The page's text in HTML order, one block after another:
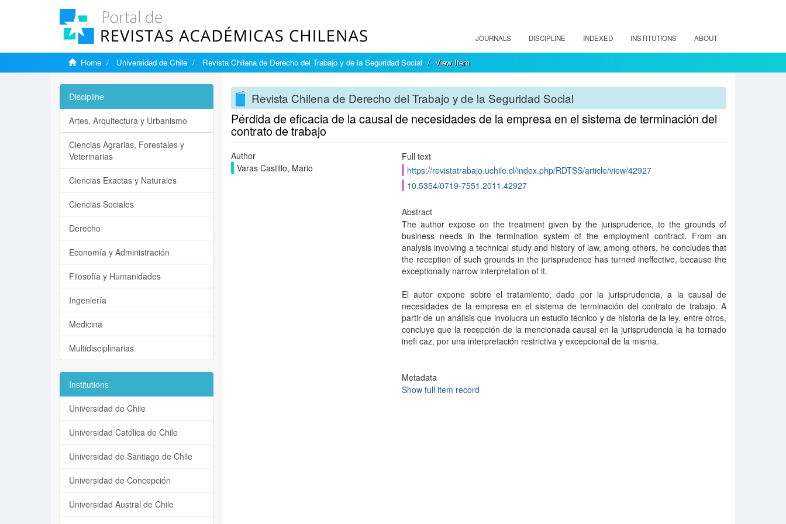
JOURNALS DISCIPLINE INDEXED INSTITUTIONS ABOUT
Home Universidad de Chile Revista Chilena de Derecho del Trabajo y de la Seguridad Social View Item
Revista Chilena de Derecho del Trabajo y de la Seguridad Social
Pérdida de eficacia de la causal de necesidades de la empresa en el sistema de terminación del
contrato de trabajo
Author
Varas Castillo, Mario
Full text
https://revistatrabajo.uchile.cl/index.php/RDTSS/article/view/42927
10.5354/0719-7551.2011.42927
Abstract
The author expose on the treatment given by the jurisprudence, to the grounds of
business needs in the termination system of the employment contract. From an
analysis involving a technical study and history of law, among others, he concludes that
the reception of such grounds in the jurisprudence has turned ineffective, because the
exceptionally narrow interpretation of it.
El autor expone sobre el tratamiento, dado por la jurisprudencia, a la causal de
necesidades de la empresa en el sistema de terminación del contrato de trabajo. A
partir de un análisis que involucra un estudio técnico y de historia de la ley, entre otros,
concluye que la recepción de la mencionada causal en la jurisprudencia la ha tornado
ineﬁ caz, por una interpretación restrictiva y excepcional de la misma.
Metadata
Show full item record
Discipline
Artes, Arquitectura y Urbanismo
Ciencias Agrarias, Forestales y
Veterinarias
Ciencias Exactas y Naturales
Ciencias Sociales
Derecho
Economía y Administración
Filosofía y Humanidades
Ingeniería
Medicina
Multidisciplinarias
Institutions
Universidad de Chile
Universidad Católica de Chile
Universidad de Santiago de Chile
Universidad de Concepción
Universidad Austral de Chile